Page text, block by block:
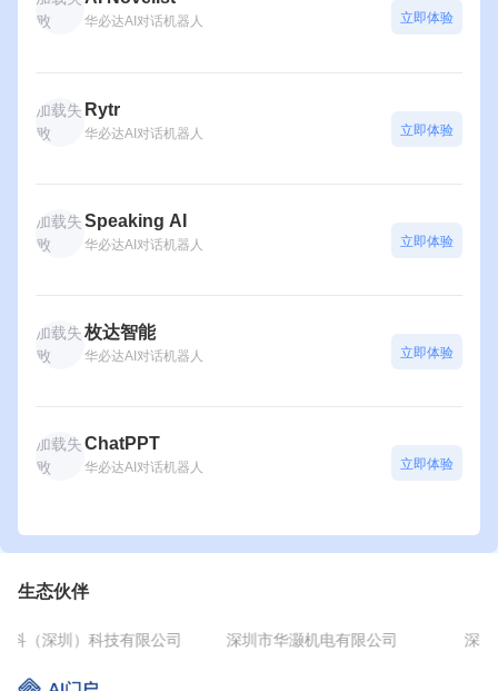
败
华必达AI对话机器人 立即体验
加载失
败
Rytr
华必达AI对话机器人 立即体验
加载失
败
Speaking AI
华必达AI对话机器人 立即体验
加载失
败
枚达智能
华必达AI对话机器人 立即体验
加载失
败
ChatPPT
华必达AI对话机器人 立即体验
生态伙伴
科（深圳）科技有限公司 深圳市华灏机电有限公司 深